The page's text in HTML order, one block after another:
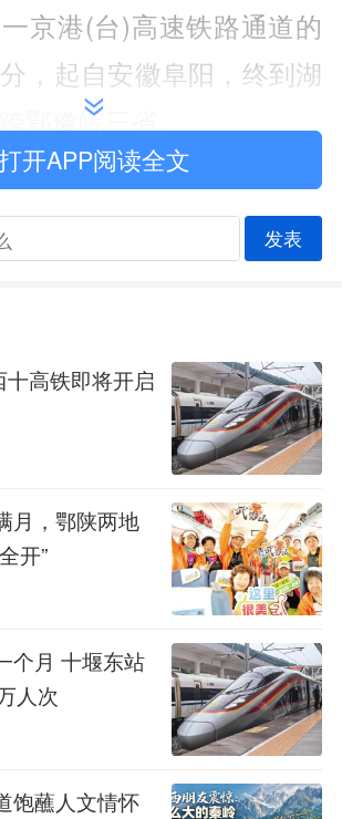
京港(台)高速铁路通道的
，起自安徽阜阳，终到湖
鄂豫皖三省。
底，京港高铁阜阳至黄冈
用地预审意见正式获自然
公里，设置车站4
、红安东站、麻城西站、
布的《新建阜阳至黄冈铁
价第二次公示》则显示，
站引出，经河南、湖北多
区以东约5公里处设武汉
站规模为2台6线(含2条正
湖北段新建车站变更为：
红安站、麻城西站、黄州
开APP阅读全文
发表
高铁即将开启
月，鄂陕两地
开”
个月 十堰东站
人次
饱蘸人文情怀